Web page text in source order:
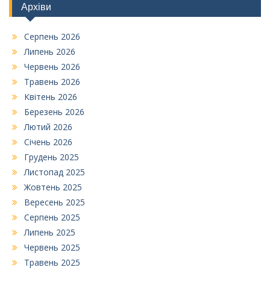
Архіви
Серпень 2026
Липень 2026
Червень 2026
Травень 2026
Квітень 2026
Березень 2026
Лютий 2026
Січень 2026
Грудень 2025
Листопад 2025
Жовтень 2025
Вересень 2025
Серпень 2025
Липень 2025
Червень 2025
Травень 2025